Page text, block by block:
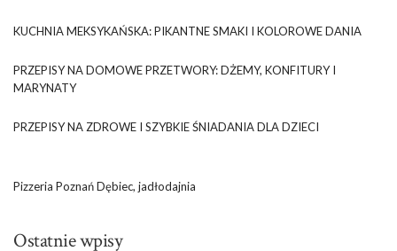
KUCHNIA MEKSYKAŃSKA: PIKANTNE SMAKI I KOLOROWE DANIA
PRZEPISY NA DOMOWE PRZETWORY: DŻEMY, KONFITURY I
MARYNATY
PRZEPISY NA ZDROWE I SZYBKIE ŚNIADANIA DLA DZIECI
Pizzeria Poznań Dębiec, jadłodajnia
Ostatnie wpisy